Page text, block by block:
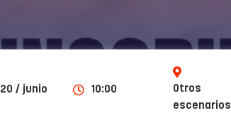
20 / junio 10:00
Otros
escenarios